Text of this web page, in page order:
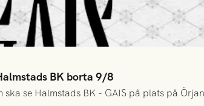
BK borta 9/8
se Halmstads BK - GAIS på plats på